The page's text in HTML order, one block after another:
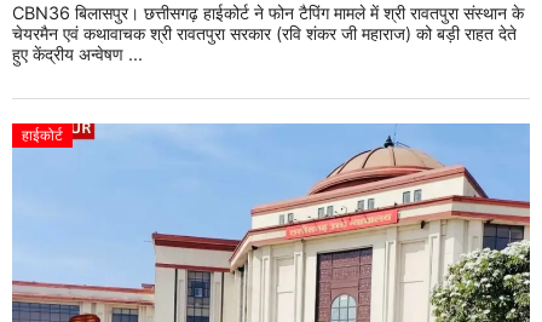
CBN36 बिलासपुर। छत्तीसगढ़ हाईकोर्ट ने फोन टैपिंग मामले में श्री रावतपुरा संस्थान के
चेयरमैन एवं कथावाचक श्री रावतपुरा सरकार (रवि शंकर जी महाराज) को बड़ी राहत देते
हुए केंद्रीय अन्वेषण ...
हाईकोर्ट